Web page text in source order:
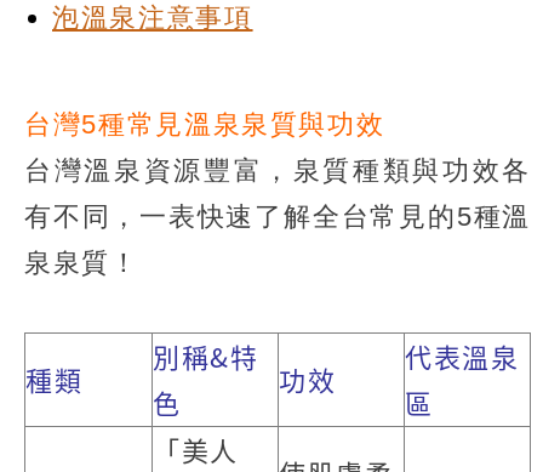
泡溫泉注意事項
台灣5種常見溫泉泉質與功效
台灣溫泉資源豐富，泉質種類與功效各
有不同，一表快速了解全台常見的5種溫
泉泉質！
種類
別稱&特
色
功效
代表溫泉
區
「美人